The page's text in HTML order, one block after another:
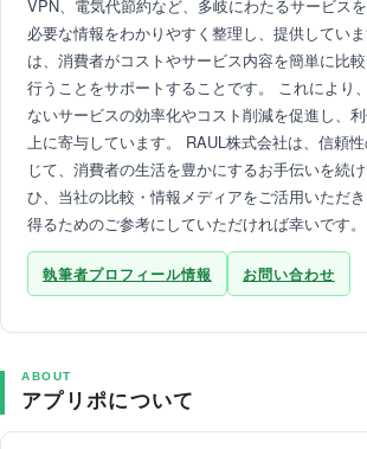
VPN、電気代節約など、多岐にわたるサービス
必要な情報をわかりやすく整理し、提供してい
は、消費者がコストやサービス内容を簡単に比
行うことをサポートすることです。 これにより
ないサービスの効率化やコスト削減を促進し、
上に寄与しています。 RAUL株式会社は、信頼
じて、消費者の生活を豊かにするお手伝いを続
ひ、当社の比較・情報メディアをご活用いただ
得るためのご参考にしていただければ幸いです。
執筆者プロフィール情報 お問い合わせ
ABOUT
アプリポについて